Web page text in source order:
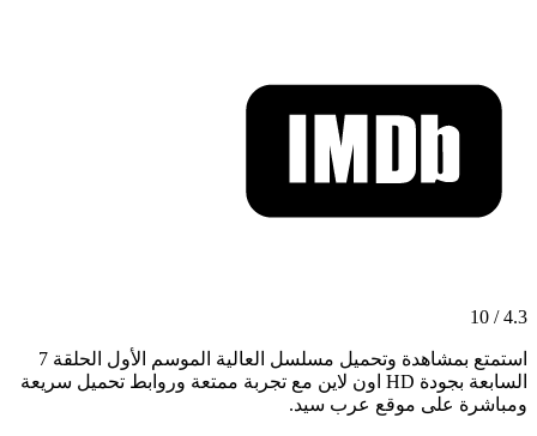
4.3 / 10
استمتع بمشاهدة وتحميل مسلسل العالية الموسم الأول الحلقة 7
السابعة بجودة HD اون لاين مع تجربة ممتعة وروابط تحميل سريعة
ومباشرة على موقع عرب سيد.